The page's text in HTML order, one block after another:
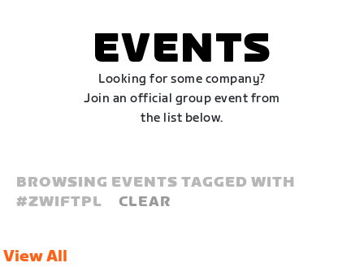
EVENTS
Looking for some company?
Join an official group event from
the list below.
BROWSING EVENTS TAGGED WITH
#ZWIFTPL CLEAR
View All